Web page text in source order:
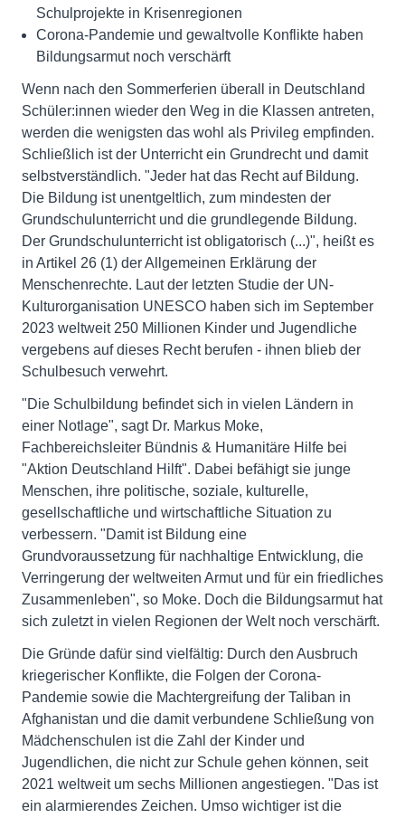
Schulprojekte in Krisenregionen
Corona-Pandemie und gewaltvolle Konflikte haben
Bildungsarmut noch verschärft
Wenn nach den Sommerferien überall in Deutschland
Schüler:innen wieder den Weg in die Klassen antreten,
werden die wenigsten das wohl als Privileg empfinden.
Schließlich ist der Unterricht ein Grundrecht und damit
selbstverständlich. "Jeder hat das Recht auf Bildung.
Die Bildung ist unentgeltlich, zum mindesten der
Grundschulunterricht und die grundlegende Bildung.
Der Grundschulunterricht ist obligatorisch (...)", heißt es
in Artikel 26 (1) der Allgemeinen Erklärung der
Menschenrechte. Laut der letzten Studie der UN-
Kulturorganisation UNESCO haben sich im September
2023 weltweit 250 Millionen Kinder und Jugendliche
vergebens auf dieses Recht berufen - ihnen blieb der
Schulbesuch verwehrt.
"Die Schulbildung befindet sich in vielen Ländern in
einer Notlage", sagt Dr. Markus Moke,
Fachbereichsleiter Bündnis & Humanitäre Hilfe bei
"Aktion Deutschland Hilft". Dabei befähigt sie junge
Menschen, ihre politische, soziale, kulturelle,
gesellschaftliche und wirtschaftliche Situation zu
verbessern. "Damit ist Bildung eine
Grundvoraussetzung für nachhaltige Entwicklung, die
Verringerung der weltweiten Armut und für ein friedliches
Zusammenleben", so Moke. Doch die Bildungsarmut hat
sich zuletzt in vielen Regionen der Welt noch verschärft.
Die Gründe dafür sind vielfältig: Durch den Ausbruch
kriegerischer Konflikte, die Folgen der Corona-
Pandemie sowie die Machtergreifung der Taliban in
Afghanistan und die damit verbundene Schließung von
Mädchenschulen ist die Zahl der Kinder und
Jugendlichen, die nicht zur Schule gehen können, seit
2021 weltweit um sechs Millionen angestiegen. "Das ist
ein alarmierendes Zeichen. Umso wichtiger ist die